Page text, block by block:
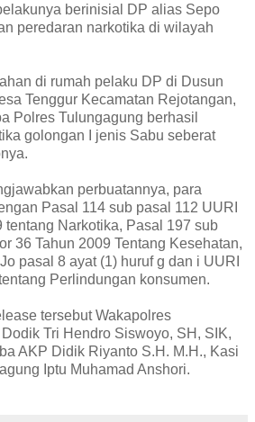
berinisial DP alias Sepo
peredaran narkotika di wilayah
di rumah pelaku DP di Dusun
Tenggur Kecamatan Rejotangan,
Polres Tulungagung berhasil
golongan I jenis Sabu seberat
perbuatannya, para
Pasal 114 sub pasal 112 UURI
tentang Narkotika, Pasal 197 sub
36 Tahun 2009 Tentang Kesehatan,
pasal 8 ayat (1) huruf g dan i UURI
Perlindungan konsumen.
tersebut Wakapolres
Tri Hendro Siswoyo, SH, SIK,
AKP Didik Riyanto S.H. M.H., Kasi
Iptu Muhamad Anshori.